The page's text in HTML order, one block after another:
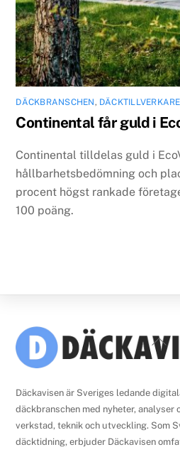
DÄCKBRANSCHEN, DÄCKTILLVERKARE
Continental får guld i
Continental tilldelas guld i
hållbarhetsbedömning och
procent högst rankade
100 poäng.
To
Däckavisen är Sveriges ledande
däckbranschen med nyheter, analyser
verkstad, teknik och utveckling. Som
däcktidning, erbjuder Däckavisen